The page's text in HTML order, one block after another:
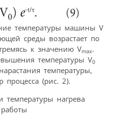
температуры машины V
среды возрастает по
к значению Vmax.
температуры V0
температуры,
процесса (рис. 2).